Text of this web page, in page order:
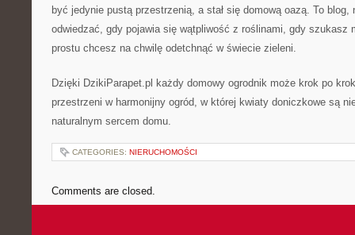
być jedynie pustą przestrzenią, a stał się domową oazą. To blog,
odwiedzać, gdy pojawia się wątpliwość z roślinami, gdy szukasz
prostu chcesz na chwilę odetchnąć w świecie zieleni.
Dzięki DzikiParapet.pl każdy domowy ogrodnik może krok po
przestrzeni w harmonijny ogród, w której kwiaty doniczkowe są
naturalnym sercem domu.
CATEGORIES: NIERUCHOMOŚCI
Comments are closed.